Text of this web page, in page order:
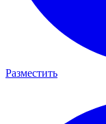
Разместить